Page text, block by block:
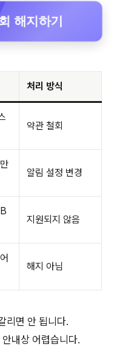
해지하기
처리 방식
약관 철회
알림 설정 변경
지원되지 않음
해지 아님
리면 안 됩니다.
내상 어렵습니다.